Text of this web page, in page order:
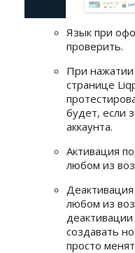
Язык при
проверить.
При нажатии
странице
будет, если
аккаунта.
Активация
любом из
любом из
создавать
просто